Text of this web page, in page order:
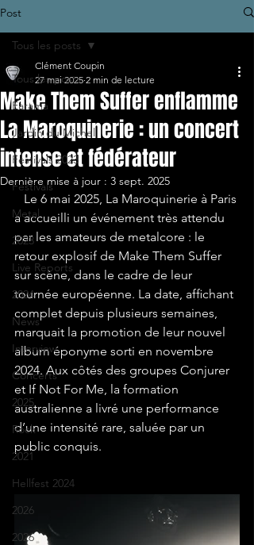
Post
Tous les posts
Earama
Jardin du Michel
Festivals 2023
Festivals
Metal
2023
Live Reports
2024
News
Interview
Concerts
2025
Rock
2021
Hellfest 2024
2026
2026
Tous les posts
Make Them Suffer enflamme
La Maroquinerie : un concert
intense et fédérateur
Clément Coupin
27 mai 2025 2 min de lecture
Dernière mise à jour : 3 sept. 2025
a accueilli un événement très attendu
par les amateurs de metalcore : le
retour explosif de Make Them Suffer
sur scène, dans le cadre de leur
tournée européenne. La date, afﬁchant
complet depuis plusieurs semaines,
marquait la promotion de leur nouvel
album éponyme sorti en novembre
2024. Aux côtés des groupes Conjurer
et If Not For Me, la formation
australienne a livré une performance
d’une intensité rare, saluée par un
public conquis.